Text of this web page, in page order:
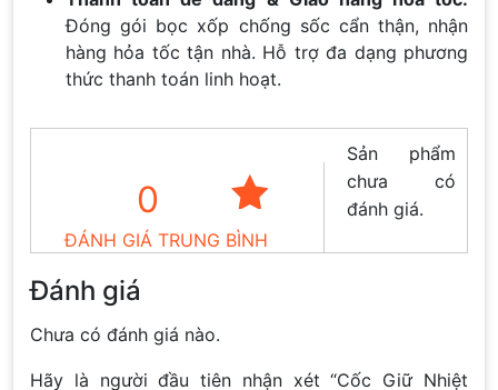
Đóng gói bọc xốp chống sốc cẩn thận, nhận
hàng hỏa tốc tận nhà. Hỗ trợ đa dạng phương
thức thanh toán linh hoạt.
0
ĐÁNH GIÁ TRUNG BÌNH
Sản phẩm
chưa có
đánh giá.
Đánh giá
Chưa có đánh giá nào.
Hãy là người đầu tiên nhận xét “Cốc Giữ Nhiệt